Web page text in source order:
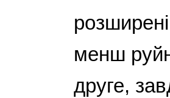
менш
друге,